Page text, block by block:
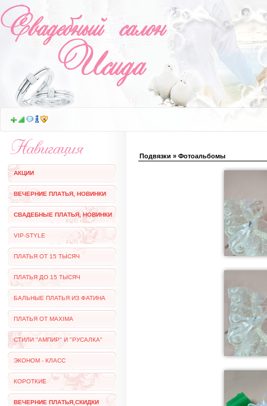
Подвязки » Фотоальбомы
АКЦИИ
ВЕЧЕРНИЕ ПЛАТЬЯ, НОВИНКИ
СВАДЕБНЫЕ ПЛАТЬЯ, НОВИНКИ
VIP-STYLE
ПЛАТЬЯ ОТ 15 ТЫСЯЧ
ПЛАТЬЯ ДО 15 ТЫСЯЧ
БАЛЬНЫЕ ПЛАТЬЯ ИЗ ФАТИНА
ПЛАТЬЯ ОТ MAXIMA
СТИЛИ "АМПИР" И "РУСАЛКА"
ЭКОНОМ - КЛАСС
КОРОТКИЕ
ВЕЧЕРНИЕ ПЛАТЬЯ,СКИДКИ